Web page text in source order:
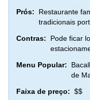
Prós:
Restaurante
tradicionais
Contras:
Pode ficar
Menu Popular:
de
Faixa de preço: $$